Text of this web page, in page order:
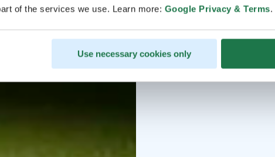
of the services we use. Learn more: Google Privacy & Terms.
Use necessary cookies only